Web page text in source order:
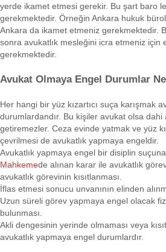
yerde ikamet etmesi gerekir. Bu şart baro
gerekmektedir. Örneğin Ankara hukuk
Ankara da ikamet etmeniz gerekmektedir.
sonra avukatlık mesleğini icra etmeniz için
gerekmektedir.
Avukat Olmaya Engel Durumlar
Her hangi bir yüz kızartıcı suça karışmak
durumlardandır. Bu kişiler avukat olsa dahi
getiremezler. Ceza evinde yatmak ve yüz
çevrilmesi de avukatlık yapmaya engeldir.
Avukatlık yapmaya engel bir disiplin
Mahkemede alınan karar ile avukatlık
avukatlık görevinin kısıtlanması.
İflas etmesi sonucu unvanının elinden
Uzun süreli görev yapmaya engel olacak
bulunması.
Akli dengesinin yerinde olmaması veya
avukatlık yapmaya engel durumlardır.